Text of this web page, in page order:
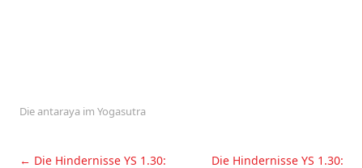
Die antaraya im Yogasutra
Beitragsnavigation
← Die Hindernisse YS 1.30:
Die Hindernisse YS 1.30: